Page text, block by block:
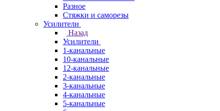
Разное
Стяжки и саморезы
Усилители
Назад
Усилители
1-канальные
10-канальные
12-канальные
2-канальные
3-канальные
4-канальные
5-канальные